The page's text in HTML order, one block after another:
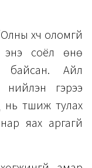
хүч оломгүй
энэ соёл өнө
байсан. Айл
нийлэн гэрээ
нь түшиж тулах
яах аргагүй